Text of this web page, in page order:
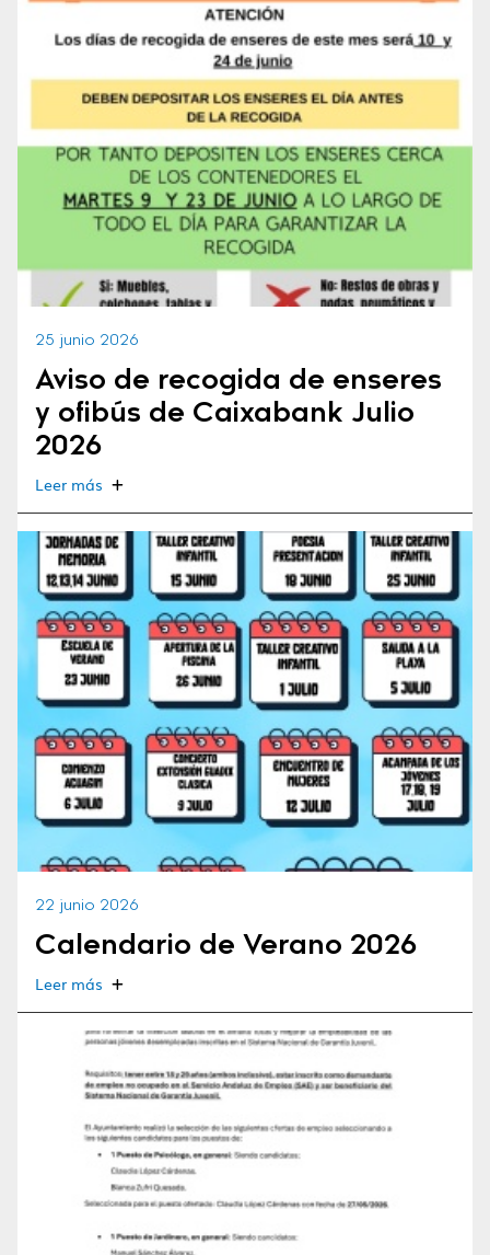
25 junio 2026
Aviso de recogida de enseres
y ofibús de Caixabank Julio
2026
Leer más
22 junio 2026
Calendario de Verano 2026
Leer más